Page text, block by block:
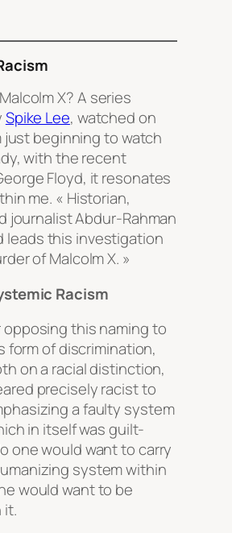
X?A series
Spike Lee, watched on
just beginning to watch
with the recent
Floyd, it resonates
me. « Historian,
journalist Abdur-Rahman
leads this investigation
of Malcolm X. »
Racism
opposing this naming to
form of discrimination,
on a racial distinction,
precisely racist to
a faulty system
in itself was guilt-
one would want to carry
system within
would want to be
it.